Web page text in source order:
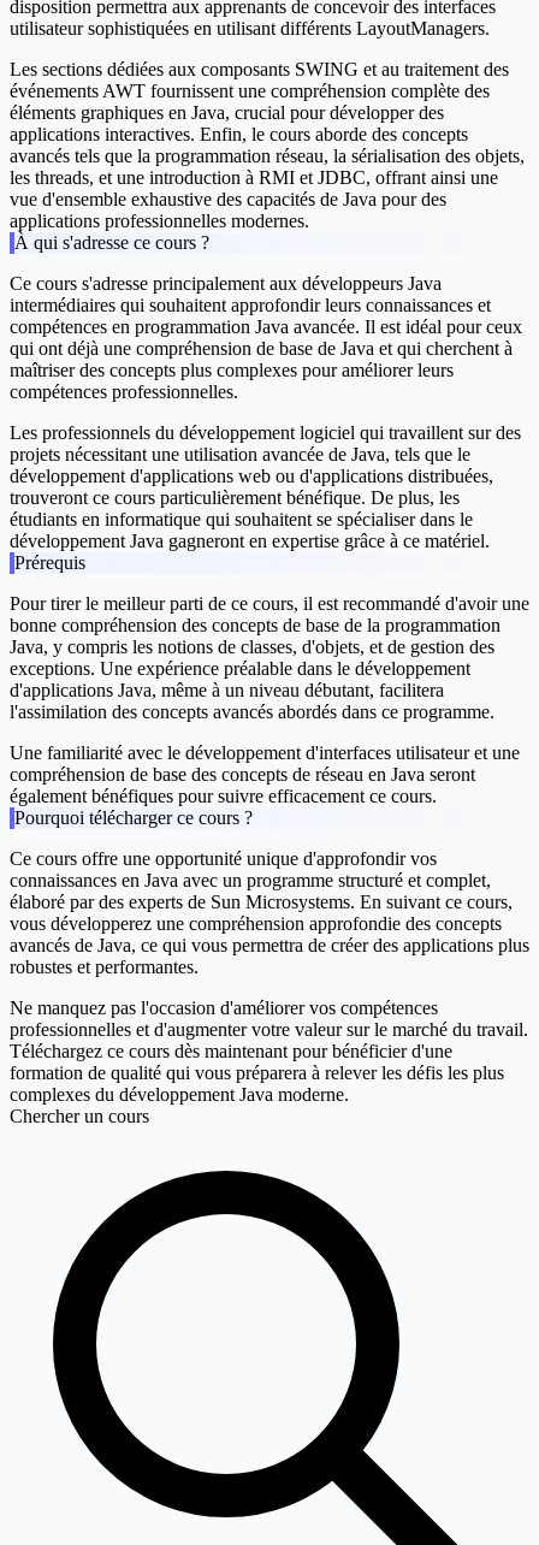
disposition permettra aux apprenants de concevoir des interfaces
utilisateur sophistiquées en utilisant différents LayoutManagers.
Les sections dédiées aux composants SWING et au traitement des
événements AWT fournissent une compréhension complète des
éléments graphiques en Java, crucial pour développer des
applications interactives. Enfin, le cours aborde des concepts
avancés tels que la programmation réseau, la sérialisation des objets,
les threads, et une introduction à RMI et JDBC, offrant ainsi une
vue d'ensemble exhaustive des capacités de Java pour des
applications professionnelles modernes.
À qui s'adresse ce cours ?
Ce cours s'adresse principalement aux développeurs Java
intermédiaires qui souhaitent approfondir leurs connaissances et
compétences en programmation Java avancée. Il est idéal pour ceux
qui ont déjà une compréhension de base de Java et qui cherchent à
maîtriser des concepts plus complexes pour améliorer leurs
compétences professionnelles.
Les professionnels du développement logiciel qui travaillent sur des
projets nécessitant une utilisation avancée de Java, tels que le
développement d'applications web ou d'applications distribuées,
trouveront ce cours particulièrement bénéfique. De plus, les
étudiants en informatique qui souhaitent se spécialiser dans le
développement Java gagneront en expertise grâce à ce matériel.
Prérequis
Pour tirer le meilleur parti de ce cours, il est recommandé d'avoir une
bonne compréhension des concepts de base de la programmation
Java, y compris les notions de classes, d'objets, et de gestion des
exceptions. Une expérience préalable dans le développement
d'applications Java, même à un niveau débutant, facilitera
l'assimilation des concepts avancés abordés dans ce programme.
Une familiarité avec le développement d'interfaces utilisateur et une
compréhension de base des concepts de réseau en Java seront
également bénéfiques pour suivre efficacement ce cours.
Pourquoi télécharger ce cours ?
Ce cours offre une opportunité unique d'approfondir vos
connaissances en Java avec un programme structuré et complet,
élaboré par des experts de Sun Microsystems. En suivant ce cours,
vous développerez une compréhension approfondie des concepts
avancés de Java, ce qui vous permettra de créer des applications plus
robustes et performantes.
Ne manquez pas l'occasion d'améliorer vos compétences
professionnelles et d'augmenter votre valeur sur le marché du travail.
Téléchargez ce cours dès maintenant pour bénéficier d'une
formation de qualité qui vous préparera à relever les défis les plus
complexes du développement Java moderne.
Chercher un cours